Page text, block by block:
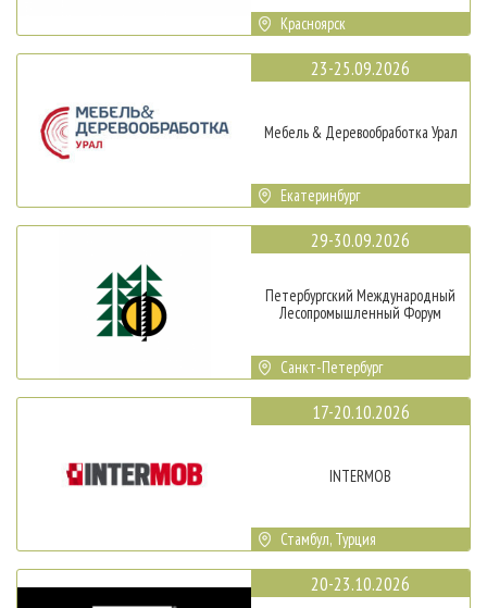
Красноярск
23-25.09.2026
Мебель & Деревообработка Урал
Екатеринбург
29-30.09.2026
Петербургский Международный
Лесопромышленный Форум
Санкт-Петербург
17-20.10.2026
INTERMOB
Стамбул, Турция
20-23.10.2026